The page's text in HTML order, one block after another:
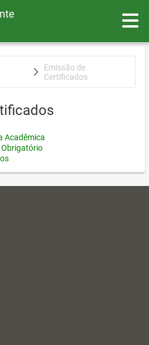
Emissão de
Certificados
Acadêmica
Obrigatório